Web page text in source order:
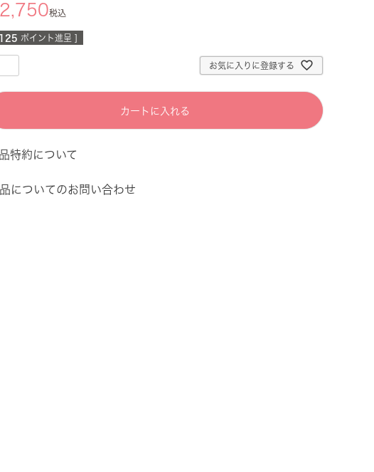
2,750税込
125 ポイント進呈 ]
お気に入りに登録する
カートに入れる
特約について
についてのお問い合わせ